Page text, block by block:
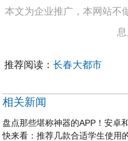
本文为企业推广，本网站不
息
推荐阅读：长春大都市
相关新闻
盘点那些堪称神器的APP！安卓
快来看：推荐几款合适学生使用